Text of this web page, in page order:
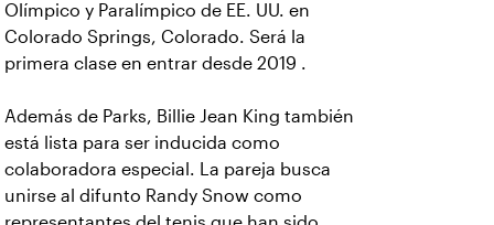
Olímpico y Paralímpico de EE. UU. en
Colorado Springs, Colorado. Será la
primera clase en entrar desde 2019 .
Además de Parks, Billie Jean King también
está lista para ser inducida como
colaboradora especial. La pareja busca
unirse al difunto Randy Snow como